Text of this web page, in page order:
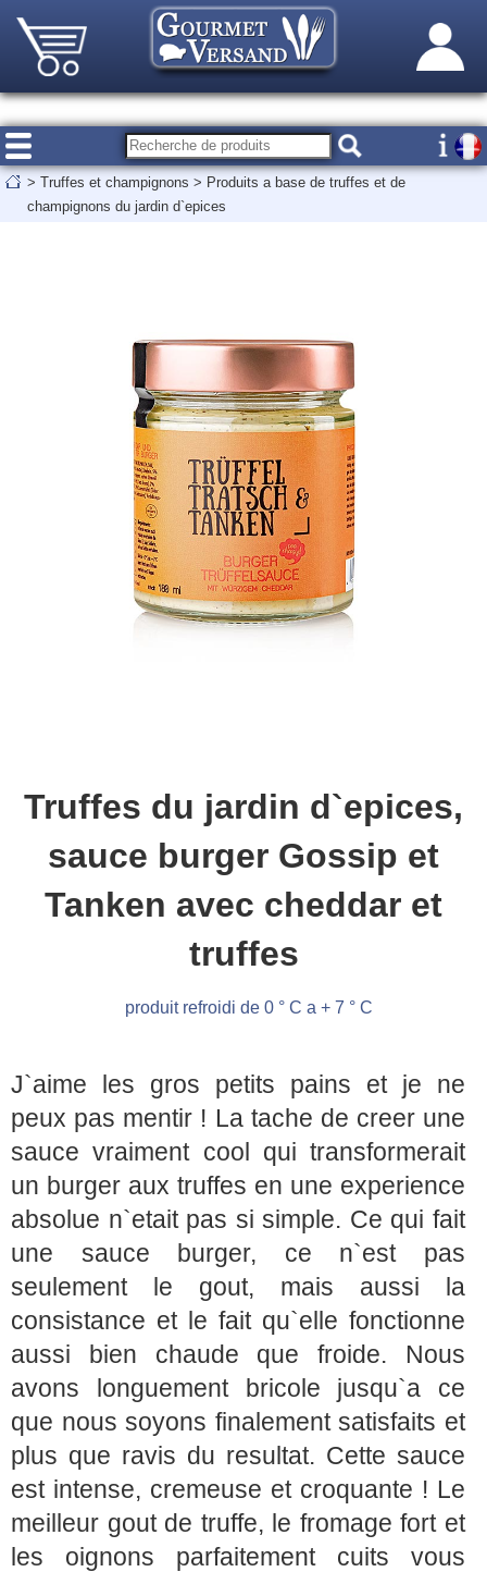
> Truffes et champignons > Produits a base de truffes et de
champignons du jardin d`epices
Truffes du jardin d`epices,
sauce burger Gossip et
Tanken avec cheddar et
truffes
produit refroidi de 0 ° C a + 7 ° C
J`aime les gros petits pains et je ne
peux pas mentir ! La tache de creer une
sauce vraiment cool qui transformerait
un burger aux truffes en une experience
absolue n`etait pas si simple. Ce qui fait
une sauce burger, ce n`est pas
seulement le gout, mais aussi la
consistance et le fait qu`elle fonctionne
aussi bien chaude que froide. Nous
avons longuement bricole jusqu`a ce
que nous soyons finalement satisfaits et
plus que ravis du resultat. Cette sauce
est intense, cremeuse et croquante ! Le
meilleur gout de truffe, le fromage fort et
les oignons parfaitement cuits vous